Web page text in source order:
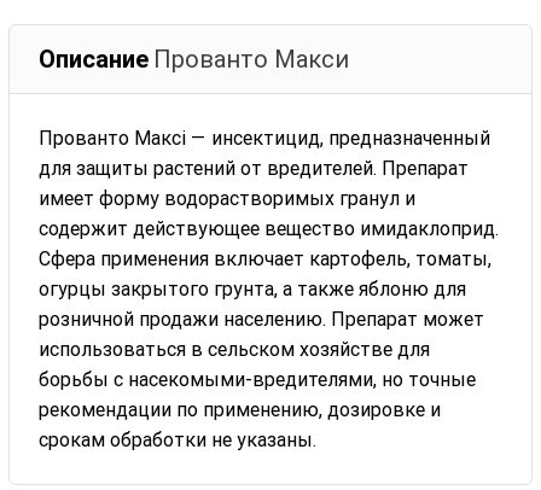
Описание Прованто Макси
Прованто Максі — инсектицид, предназначенный
для защиты растений от вредителей. Препарат
имеет форму водорастворимых гранул и
содержит действующее вещество имидаклоприд.
Сфера применения включает картофель, томаты,
огурцы закрытого грунта, а также яблоню для
розничной продажи населению. Препарат может
использоваться в сельском хозяйстве для
борьбы с насекомыми-вредителями, но точные
рекомендации по применению, дозировке и
срокам обработки не указаны.